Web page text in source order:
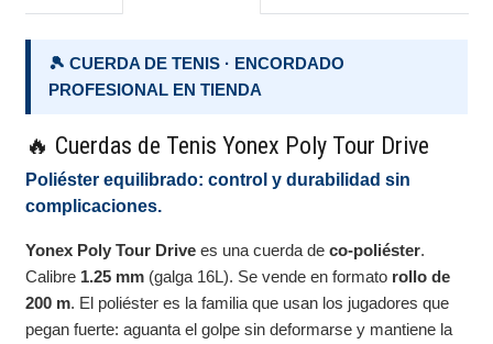
🎾 CUERDA DE TENIS · ENCORDADO
PROFESIONAL EN TIENDA
🔥 Cuerdas de Tenis Yonex Poly Tour Drive
Poliéster equilibrado: control y durabilidad sin
complicaciones.
Yonex Poly Tour Drive es una cuerda deco-poliéster.
Calibre 1.25 mm (galga 16L). Se vende en formato rollo de
200 m. El poliéster es la familia que usan los jugadores que
pegan fuerte: aguanta el golpe sin deformarse y mantiene la